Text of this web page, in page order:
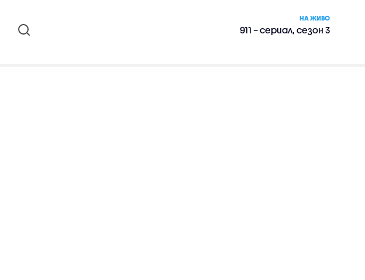
НА ЖИВО
911 – сериал, сезон 3